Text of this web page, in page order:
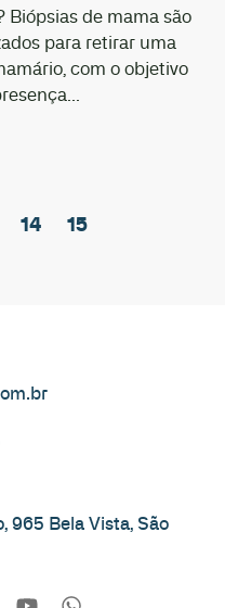
Biópsias de mama são
para retirar uma
com o objetivo
14 15
965 Bela Vista, São